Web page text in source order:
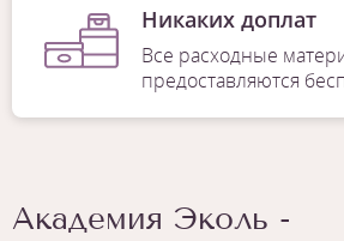
Никаких доплат
Все расходные
предоставляются
Академия Эколь -